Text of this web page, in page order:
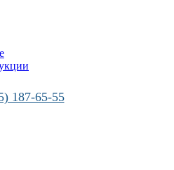
187-65-55